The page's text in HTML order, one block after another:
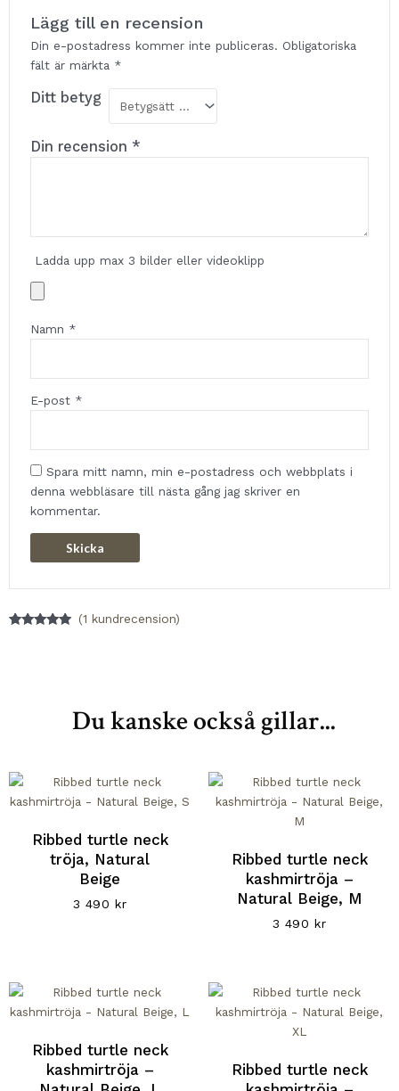
Lägg till en recension
Din e-postadress kommer inte publiceras. Obligatoriska
fält är märkta *
Ditt betyg
Din recension *
Ladda upp max 3 bilder eller videoklipp
Namn *
E-post *
Spara mitt namn, min e-postadress och webbplats i
denna webbläsare till nästa gång jag skriver en
kommentar.
(1 kundrecension)
Du kanske också gillar...
Ribbed turtle neck
tröja, Natural
Beige
3 490kr
Ribbed turtle neck
kashmirtröja –
Natural Beige, M
3 490kr
Ribbed turtle neck
kashmirtröja –
Ribbed turtle neck